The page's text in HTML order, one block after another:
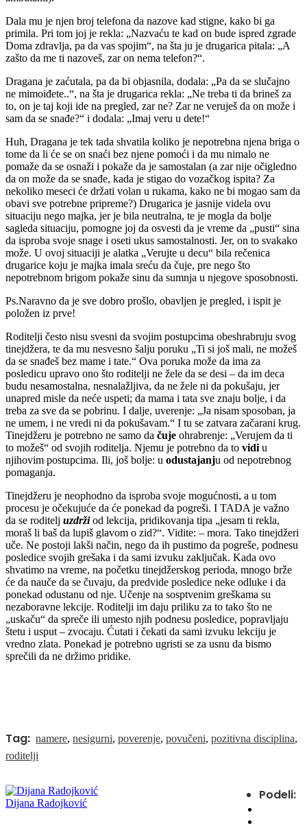
Dala mu je njen broj telefona da nazove kad stigne, kako bi ga
primila. Pri tom joj je rekla: „Nazvaću te kad on bude ispred zgrade
Doma zdravlja, pa da vas spojim“, na šta ju je drugarica pitala: „A
zašto da me ti nazoveš, zar on nema telefon?“.
Dragana je zaćutala, pa da bi objasnila, dodala: „Pa da se slučajno
ne mimoiđete..“, na šta je drugarica rekla: „Ne treba ti da brineš za
to, on je taj koji ide na pregled, zar ne? Zar ne veruješ da on može i
sam da se snađe?“ i dodala: „Imaj veru u dete!“
Huh, Dragana je tek tada shvatila koliko je nepotrebna njena briga o
tome da li će se on snaći bez njene pomoći i da mu nimalo ne
pomaže da se osnaži i pokaže da je samostalan (a zar nije očigledno
da on može da se snađe, kada je stigao do vozačkog ispita? Za
nekoliko meseci će držati volan u rukama, kako ne bi mogao sam da
obavi sve potrebne pripreme?) Drugarica je jasnije videla ovu
situaciju nego majka, jer je bila neutralna, te je mogla da bolje
sagleda situaciju, pomogne joj da osvesti da je vreme da „pusti“ sina
da isproba svoje snage i oseti ukus samostalnosti. Jer, on to svakako
može. U ovoj situaciji je alatka „Verujte u decu“ bila rečenica
drugarice koju je majka imala sreću da čuje, pre nego što
nepotrebnom brigom pokaže sinu da sumnja u njegove sposobnosti.
Ps.Naravno da je sve dobro prošlo, obavljen je pregled, i ispit je
položen iz prve!
Roditelji često nisu svesni da svojim postupcima obeshrabruju svog
tinejdžera, te da mu nesvesno šalju poruku „Ti si još mali, ne možeš
da se snađeš bez mame i tate.“ Ova poruka može da ima za
posledicu upravo ono što roditelji ne žele da se desi – da im deca
budu nesamostalna, nesnalažljiva, da ne žele ni da pokušaju, jer
unapred misle da neće uspeti; da mama i tata sve znaju bolje, i da
treba za sve da se pobrinu. I dalje, uverenje: „Ja nisam sposoban, ja
ne umem, i ne vredi ni da pokušavam.“ I tu se zatvara začarani krug.
Tinejdžeru je potrebno ne samo da čuje ohrabrenje: „Verujem da ti
to možeš“ od svojih roditelja. Njemu je potrebno da to vidi u
njihovim postupcima. Ili, još bolje: u odustajanju od nepotrebnog
pomaganja.
Tinejdžeru je neophodno da isproba svoje mogućnosti, a u tom
procesu je očekujuće da će ponekad da pogreši. I TADA je važno
da se roditelj uzdržiod lekcija, pridikovanja tipa „jesam ti rekla,
moraš li baš da lupiš glavom o zid?“. Vidite: – mora. Tako tinejdžeri
uče. Ne postoji lakši način, nego da ih pustimo da pogreše, podnesu
posledice svojih grešaka i da sami izvuku zaključak. Kada ovo
shvatimo na vreme, na početku tinejdžerskog perioda, mnogo brže
će da nauče da se čuvaju, da predvide posledice neke odluke i da
ponekad odustanu od nje. Učenje na sosptvenim greškama su
nezaboravne lekcije. Roditelji im daju priliku za to tako što ne
„uskaču“ da spreče ili umesto njih podnesu posledice, popravljaju
štetu i usput – zvocaju. Ćutati i čekati da sami izvuku lekciju je
vredno zlata. Ponekad je potrebno ugristi se za usnu da bismo
sprečili da ne držimo pridike.
Tag: namere, nesigurni, poverenje, povučeni, pozitivna disciplina,
roditelji
Podeli:
Dijana Radojković